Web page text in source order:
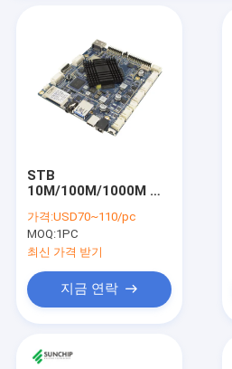
STB
10M/100M/1000M 이
RK3399 널 인조 인간 7
OS 16GB 롬
가격:USD70~110/pc
MOQ:1PC
최신 가격 받기
지금 연락